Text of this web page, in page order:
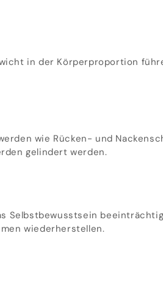
in der Körperproportion
wie Rücken- und
gelindert werden.
Selbstbewusstsein
wiederherstellen.